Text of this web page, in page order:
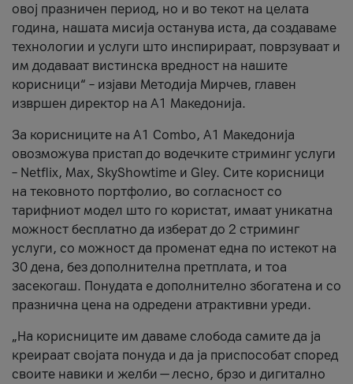
овој празничен период, но и во текот на целата
година, нашата мисија останува иста, да создаваме
технологии и услуги што инспирираат, поврзуваат и
им додаваат вистинска вредност на нашите
корисници“ – изјави Методија Мирчев, главен
извршен директор на А1 Македонија.
За корисниците на A1 Combo, А1 Македонија
овозможува пристап до водечките стриминг услуги
– Netflix, Max, SkyShowtime и Gley. Сите корисници
на тековното портфолио, во согласност со
тарифниот модел што го користат, имаат уникатна
можност бесплатно да изберат до 2 стриминг
услуги, со можност да променат една по истекот на
30 дена, без дополнителна претплата, и тоа
засекогаш. Понудата е дополнително збогатена и со
празнична цена на одредени атрактивни уреди.
„На корисниците им даваме слобода самите да ја
креираат својата понуда и да ја приспособат според
своите навики и желби — лесно, брзо и дигитално